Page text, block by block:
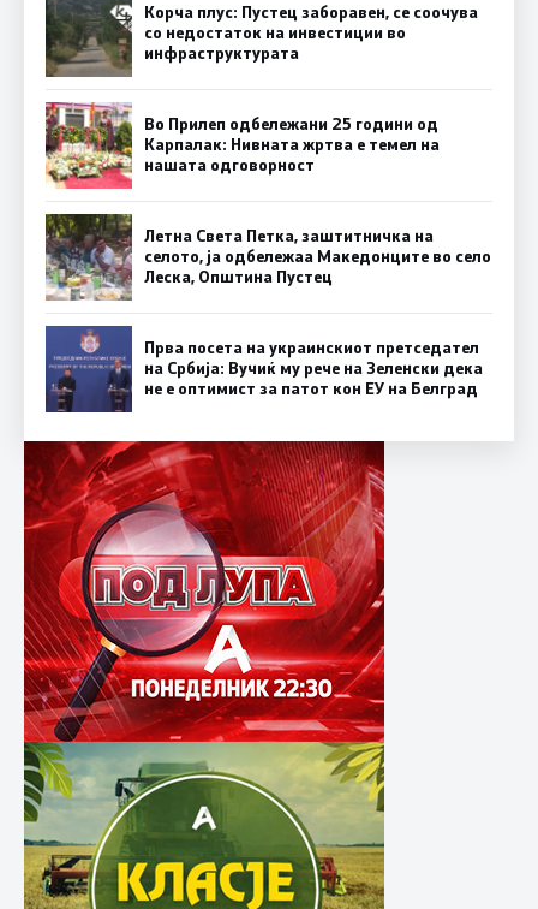
Корча плус: Пустец заборавен, се соочува
со недостаток на инвестиции во
инфраструктурата
Во Прилеп одбележани 25 години од
Карпалак: Нивната жртва е темел на
нашата одговорност
Летна Света Петка, заштитничка на
селото, ја одбележаа Македонците во село
Леска, Општина Пустец
Прва посета на украинскиот претседател
на Србија: Вучиќ му рече на Зеленски дека
не е оптимист за патот кон ЕУ на Белград